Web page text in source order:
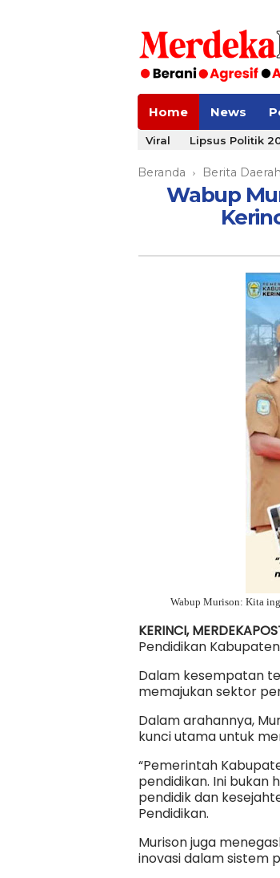
Home News
Viral Lipsus Politik
Beranda › Berita Daerah
Wabup
Wabup Murison: Kita
KERINCI,
Pendidikan
Dalam kesempatan
memajukan sektor
Dalam arahannya,
kunci utama untuk
“Pemerintah
pendidikan. Ini
pendidik dan
Pendidikan.
Murison juga
inovasi dalam sistem